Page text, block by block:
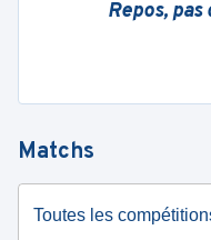
Repos,
Matchs
Toutes les